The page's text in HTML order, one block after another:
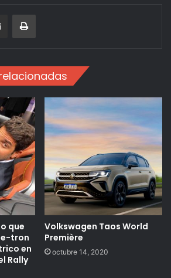
Compartir por correo electrónicoImprimir
que
e-tron
en
Rally
Volkswagen Taos World
Première
octubre 14, 2020